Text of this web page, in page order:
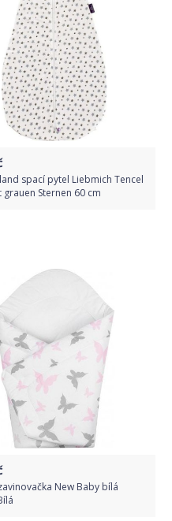
spací pytel Liebmich Tencel
grauen Sternen 60 cm
Detail produktu
New Baby bílá